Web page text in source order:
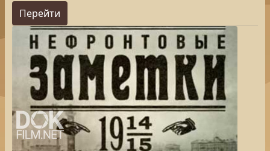
Перейти